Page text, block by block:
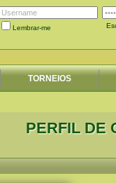
Lembrar-me
TORNEIOS
PERFIL DE